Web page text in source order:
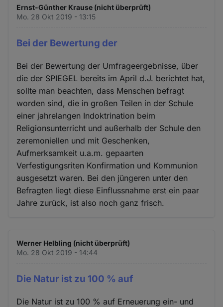
Ernst-Günther Krause (nicht überprüft)
Mo. 28 Okt 2019 - 13:15
Bei der Bewertung der
Bei der Bewertung der Umfrageergebnisse, über
die der SPIEGEL bereits im April d.J. berichtet hat,
sollte man beachten, dass Menschen befragt
worden sind, die in großen Teilen in der Schule
einer jahrelangen Indoktrination beim
Religionsunterricht und außerhalb der Schule den
zeremoniellen und mit Geschenken,
Aufmerksamkeit u.a.m. gepaarten
Verfestigungsriten Konfirmation und Kommunion
ausgesetzt waren. Bei den jüngeren unter den
Befragten liegt diese Einflussnahme erst ein paar
Jahre zurück, ist also noch ganz frisch.
Werner Helbling (nicht überprüft)
Mo. 28 Okt 2019 - 14:44
Die Natur ist zu 100 % auf
Die Natur ist zu 100 % auf Erneuerung ein- und